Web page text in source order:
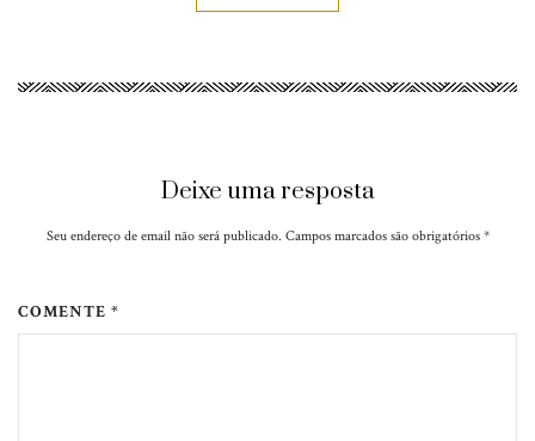
Deixe uma resposta
Seu endereço de email não será publicado. Campos marcados são obrigatórios *
COMENTE *